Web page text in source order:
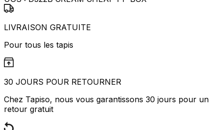
LIVRAISON GRATUITE
Pour tous les tapis
30 JOURS POUR RETOURNER
Chez Tapiso, nous vous garantissons 30 jours pour un
retour gratuit